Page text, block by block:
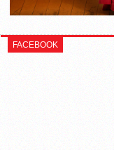
FACEBOOK